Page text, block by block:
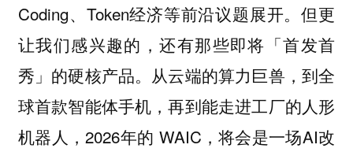
Coding、Token经济等前沿议题展开。但更
让我们感兴趣的，还有那些即将「首发首
秀」的硬核产品。从云端的算力巨兽，到全
球首款智能体手机，再到能走进工厂的人形
机器人，2026年的 WAIC，将会是一场AI改